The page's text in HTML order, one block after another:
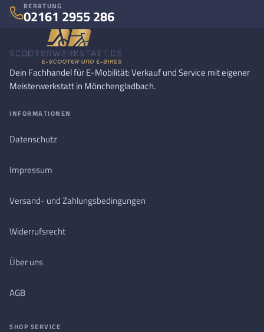
BERATUNG
02161 2955 286
Dein Fachhandel für E-Mobilität: Verkauf und Service mit eigener
Meisterwerkstatt in Mönchengladbach.
INFORMATIONEN
Datenschutz
Impressum
Versand- und Zahlungsbedingungen
Widerrufsrecht
Über uns
AGB
SHOP SERVICE